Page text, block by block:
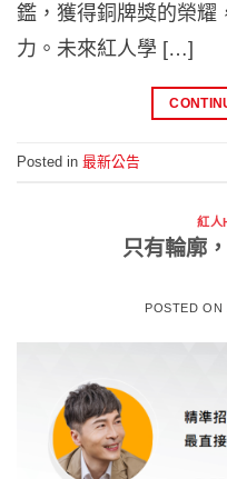
鑑，獲得銅牌獎的榮耀
力。未來紅人學 […]
Posted in 最新公告
紅人
只有輪廓
POSTED ON